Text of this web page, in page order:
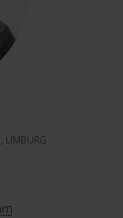
LIMBURG